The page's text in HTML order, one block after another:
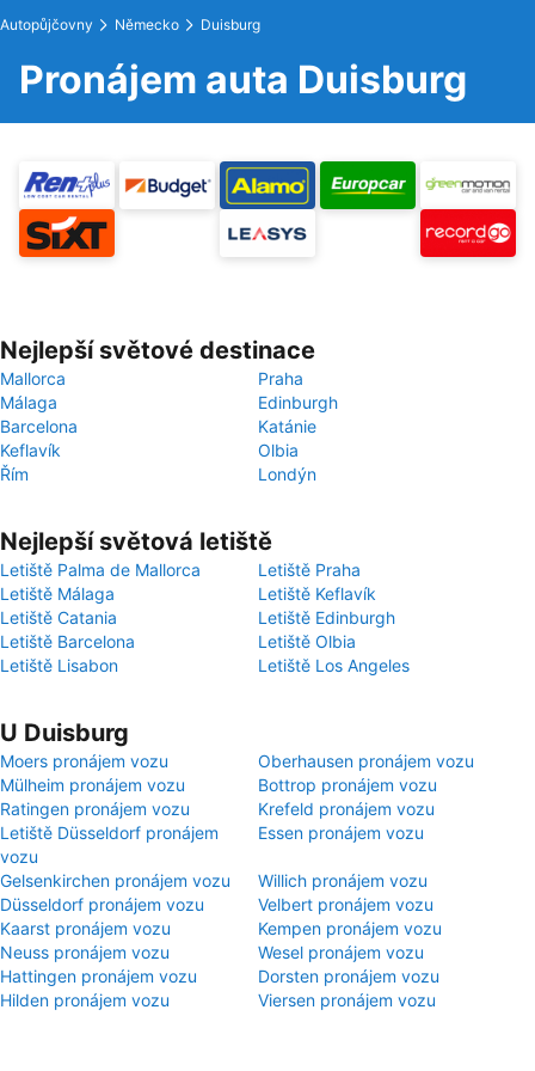
Autopůjčovny Německo Duisburg
Pronájem auta Duisburg
Nejlepší světové destinace
Mallorca
Praha
Málaga
Edinburgh
Barcelona
Katánie
Keflavík
Olbia
Řím
Londýn
Nejlepší světová letiště
Letiště Palma de Mallorca
Letiště Praha
Letiště Málaga
Letiště Keflavík
Letiště Catania
Letiště Edinburgh
Letiště Barcelona
Letiště Olbia
Letiště Lisabon
Letiště Los Angeles
U Duisburg
Moers pronájem vozu
Oberhausen pronájem vozu
Mülheim pronájem vozu
Bottrop pronájem vozu
Ratingen pronájem vozu
Krefeld pronájem vozu
Letiště Düsseldorf pronájem
vozu
Essen pronájem vozu
Gelsenkirchen pronájem vozu
Willich pronájem vozu
Düsseldorf pronájem vozu
Velbert pronájem vozu
Kaarst pronájem vozu
Kempen pronájem vozu
Neuss pronájem vozu
Wesel pronájem vozu
Hattingen pronájem vozu
Dorsten pronájem vozu
Hilden pronájem vozu
Viersen pronájem vozu